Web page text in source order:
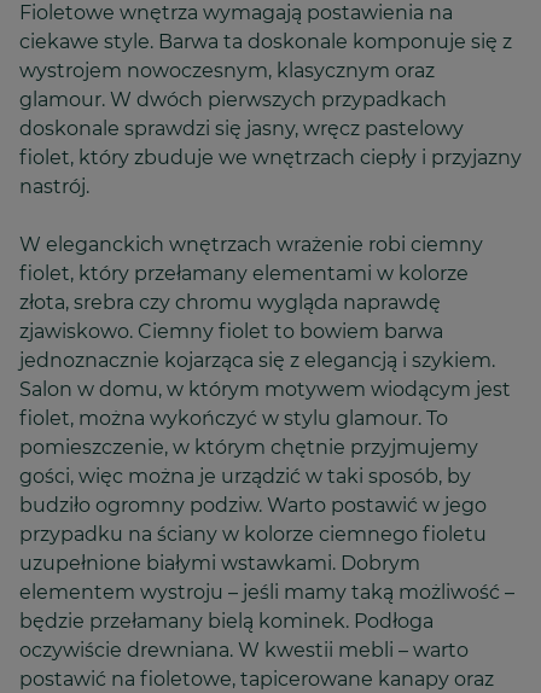
Fioletowe wnętrza wymagają postawienia na
ciekawe style. Barwa ta doskonale komponuje się z
wystrojem nowoczesnym, klasycznym oraz
glamour. W dwóch pierwszych przypadkach
doskonale sprawdzi się jasny, wręcz pastelowy
fiolet, który zbuduje we wnętrzach ciepły i przyjazny
nastrój.
W eleganckich wnętrzach wrażenie robi ciemny
fiolet, który przełamany elementami w kolorze
złota, srebra czy chromu wygląda naprawdę
zjawiskowo. Ciemny fiolet to bowiem barwa
jednoznacznie kojarząca się z elegancją i szykiem.
Salon w domu, w którym motywem wiodącym jest
fiolet, można wykończyć w stylu glamour. To
pomieszczenie, w którym chętnie przyjmujemy
gości, więc można je urządzić w taki sposób, by
budziło ogromny podziw. Warto postawić w jego
przypadku na ściany w kolorze ciemnego fioletu
uzupełnione białymi wstawkami. Dobrym
elementem wystroju – jeśli mamy taką możliwość –
będzie przełamany bielą kominek. Podłoga
oczywiście drewniana. W kwestii mebli – warto
postawić na fioletowe, tapicerowane kanapy oraz